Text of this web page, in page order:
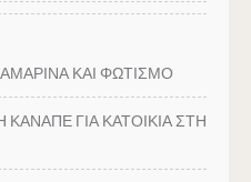
ΚΑΙ ΦΩΤΙΣΜΟ
ΚΑΝΑΠΕ ΓΙΑ ΚΑΤΟΙΚΙΑ ΣΤΗ